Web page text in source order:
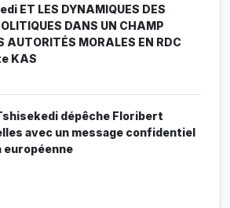
ET LES DYNAMIQUES DES
DANS UN CHAMP
AUTORITÉS MORALES EN RDC
KAS
dépêche Floribert
avec un message confidentiel
européenne